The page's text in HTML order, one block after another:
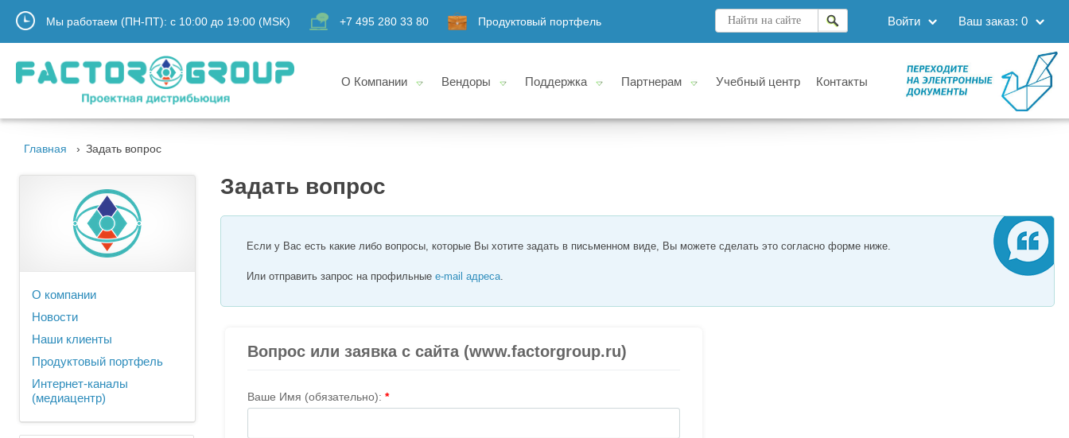
Мы работаем (ПН-ПТ): с 10:00 до 19:00 (MSK) +7 495 280 33 80 Продуктовый портфель Ваш заказ: 0
Войти
О Компании Вендоры Поддержка Партнерам Учебный центр Контакты
Главная Задать вопрос
О компании
Новости
Наши клиенты
Продуктовый портфель
Интернет-каналы
(медиацентр)
Задать вопрос
Если у Вас есть какие либо вопросы, которые Вы хотите задать в письменном виде, Вы можете сделать это согласно форме ниже.
Или отправить запрос на профильные e-mail адреса